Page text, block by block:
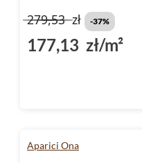
279,53zł -37%
177,13 zł/m²
Aparici Ona